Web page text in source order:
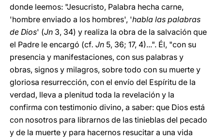
donde leemos: "Jesucristo, Palabra hecha carne,
'hombre enviado a los hombres', 'habla las palabras
de Dios' (Jn 3, 34) y realiza la obra de la salvación que
el Padre le encargó (cf. Jn 5, 36; 17, 4)...". Él, "con su
presencia y manifestaciones, con sus palabras y
obras, signos y milagros, sobre todo con su muerte y
gloriosa resurrección, con el envío del Espíritu de la
verdad, lleva a plenitud toda la revelación y la
confirma con testimonio divino, a saber: que Dios está
con nosotros para librarnos de las tinieblas del pecado
y de la muerte y para hacernos resucitar a una vida